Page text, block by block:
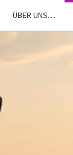
ÜBER UNS…